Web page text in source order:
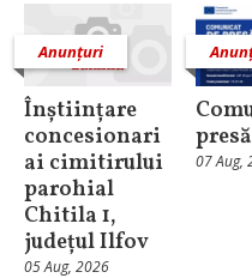
Anunțuri
Înștiințare
concesionari
ai cimitirului
parohial
Chitila 1,
județul Ilfov
05 Aug, 2026
presă
07 Aug,